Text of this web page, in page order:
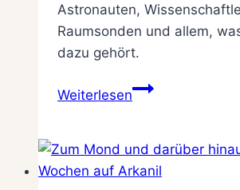
Astronauten,
Raumsonden und allem,
dazu gehört.
WeiterlesenAnkündigung:
SocialSpace
am